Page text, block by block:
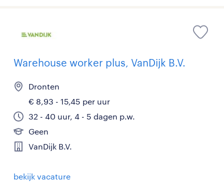
Warehouse worker plus, VanDijk B.V.
Dronten
€ 8,93 - 15,45 per uur
32 - 40 uur, 4 - 5 dagen p.w.
Geen
VanDijk B.V.
bekijk vacature